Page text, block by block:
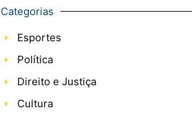
Categorias
Esportes
Política
Direito e Justiça
Cultura